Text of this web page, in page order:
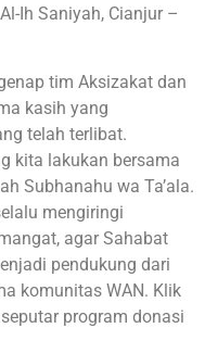
Ih Saniyah, Cianjur –
tim Aksizakat dan
kasih yang
telah terlibat.
kita lakukan bersama
Subhanahu wa Ta’ala.
mengiringi
agar Sahabat
pendukung dari
komunitas WAN. Klik
program donasi